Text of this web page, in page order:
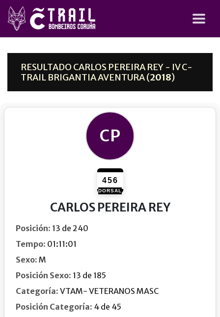
RESULTADO CARLOS PEREIRA REY - IV C-
TRAIL BRIGANTIA AVENTURA (2018)
CP
456
DORSAL
CARLOS PEREIRA REY
Posición: 13 de 240
Tempo: 01:11:01
Sexo: M
Posición Sexo: 13 de 185
Categoría: VTAM- VETERANOS MASC
Posición Categoría: 4 de 45